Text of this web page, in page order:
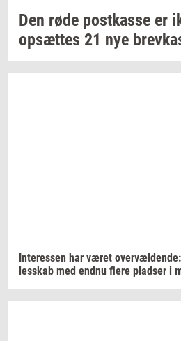
Den røde po­st­kas­se er
op­sæt­tes 21 nye
In­ter­es­sen har været over­væl­den­de:
les­skab med endnu flere plad­ser i